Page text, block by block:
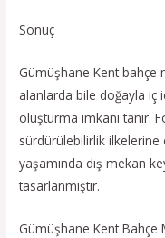
Sonuç
Gümüşhane Kent bahçe
alanlarda bile doğayla iç
oluşturma imkanı tanır.
sürdürülebilirlik
yaşamında dış mekan
tasarlanmıştır.
Gümüşhane Kent Bahçe